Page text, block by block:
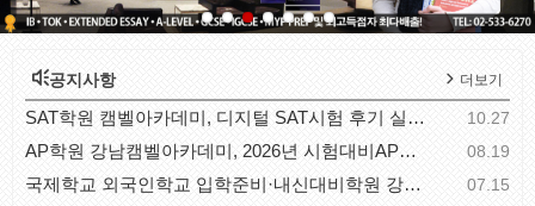
공지사항 더보기
SAT학원 캠벨아카데미, 디지털 SAT시험 후기 실전 체.. 10.27
AP학원 강남캠벨아카데미, 2026년 시험대비AP과목별 공.. 08.19
국제학교 외국인학교 입학준비·내신대비학원 강남캠벨.. 07.15